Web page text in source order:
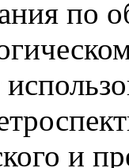
по
и